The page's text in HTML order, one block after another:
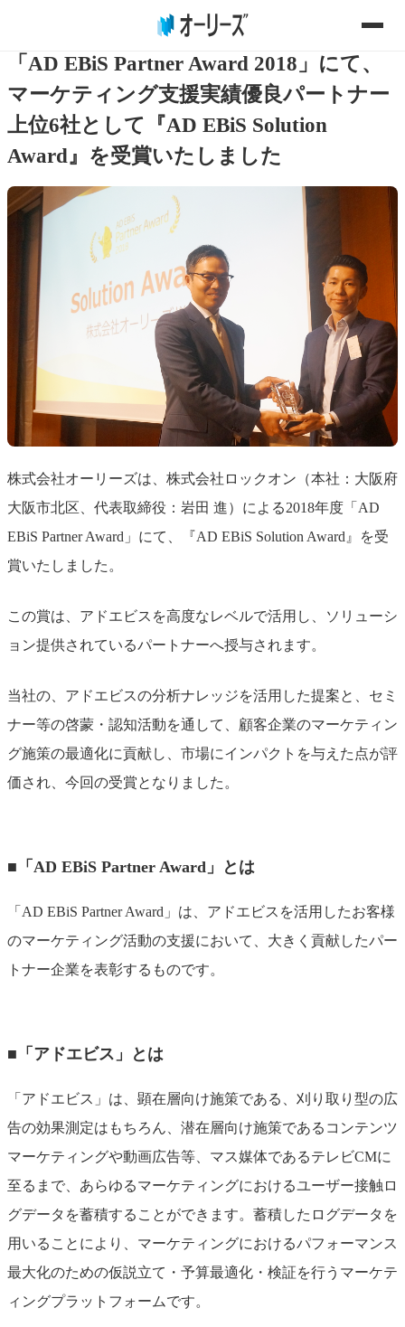
「AD EBiS Partner Award 2018」にて、
マーケティング支援実績優良パートナー
上位6社として『AD EBiS Solution
Award』を受賞いたしました
株式会社オーリーズは、株式会社ロックオン（本社：大阪府
大阪市北区、代表取締役：岩田 進）による2018年度「AD
EBiS Partner Award」にて、『AD EBiS Solution Award』を受
賞いたしました。
この賞は、アドエビスを高度なレベルで活用し、ソリューシ
ョン提供されているパートナーへ授与されます。
当社の、アドエビスの分析ナレッジを活用した提案と、セミ
ナー等の啓蒙・認知活動を通して、顧客企業のマーケティン
グ施策の最適化に貢献し、市場にインパクトを与えた点が評
価され、今回の受賞となりました。
■ 「AD EBiS Partner Award」とは
「AD EBiS Partner Award」は、アドエビスを活用したお客様
のマーケティング活動の支援において、大きく貢献したパー
トナー企業を表彰するものです。
■「アドエビス」とは
「アドエビス」は、顕在層向け施策である、刈り取り型の広
告の効果測定はもちろん、潜在層向け施策であるコンテンツ
マーケティングや動画広告等、マス媒体であるテレビCMに
至るまで、あらゆるマーケティングにおけるユーザー接触ロ
グデータを蓄積することができます。蓄積したログデータを
用いることにより、マーケティングにおけるパフォーマンス
最大化のための仮説立て・予算最適化・検証を行うマーケテ
ィングプラットフォームです。